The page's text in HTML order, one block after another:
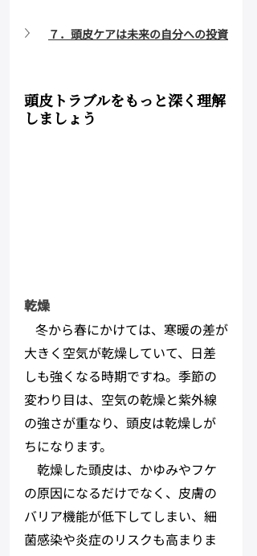
７．頭皮ケアは未来の自分への投資
頭皮トラブルをもっと深く理解
しましょう
乾燥
冬から春にかけては、寒暖の差が
大きく空気が乾燥していて、日差
しも強くなる時期ですね。季節の
変わり目は、空気の乾燥と紫外線
の強さが重なり、頭皮は乾燥しが
ちになります。
乾燥した頭皮は、かゆみやフケ
の原因になるだけでなく、皮膚の
バリア機能が低下してしまい、細
菌感染や炎症のリスクも高まりま